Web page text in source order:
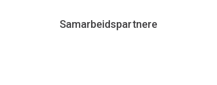
Samarbeidspartnere